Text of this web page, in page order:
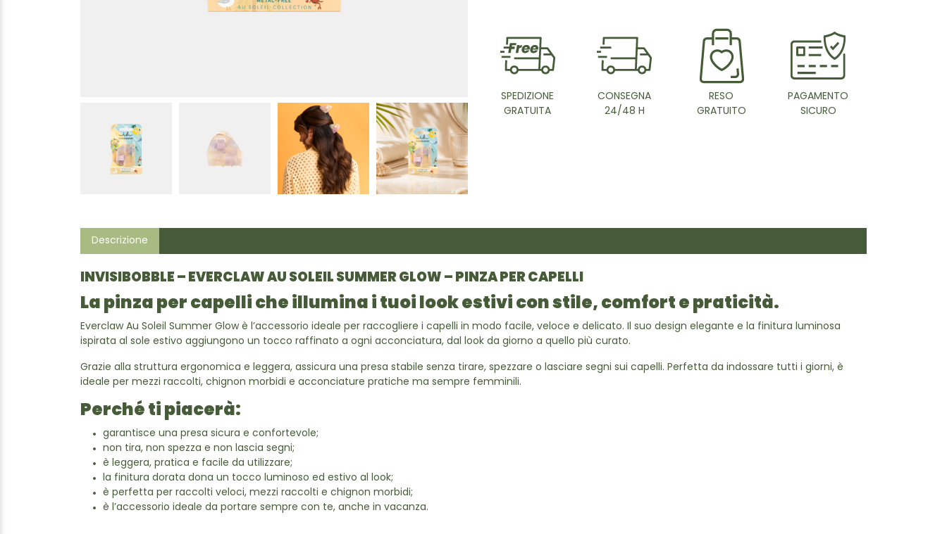
SPEDIZIONE
GRATUITA
CONSEGNA
24/48 H
RESO
GRATUITO
PAGAMENTO
SICURO
Descrizione
INVISIBOBBLE – EVERCLAW AU SOLEIL SUMMER GLOW – PINZA PER CAPELLI
La pinza per capelli che illumina i tuoi look estivi con stile, comfort e praticità.
Everclaw Au Soleil Summer Glow è l’accessorio ideale per raccogliere i capelli in modo facile, veloce e delicato. Il suo design elegante e la finitura luminosa
ispirata al sole estivo aggiungono un tocco raffinato a ogni acconciatura, dal look da giorno a quello più curato.
Grazie alla struttura ergonomica e leggera, assicura una presa stabile senza tirare, spezzare o lasciare segni sui capelli. Perfetta da indossare tutti i giorni, è
ideale per mezzi raccolti, chignon morbidi e acconciature pratiche ma sempre femminili.
Perché ti piacerà:
garantisce una presa sicura e confortevole;
non tira, non spezza e non lascia segni;
è leggera, pratica e facile da utilizzare;
la finitura dorata dona un tocco luminoso ed estivo al look;
è perfetta per raccolti veloci, mezzi raccolti e chignon morbidi;
è l’accessorio ideale da portare sempre con te, anche in vacanza.